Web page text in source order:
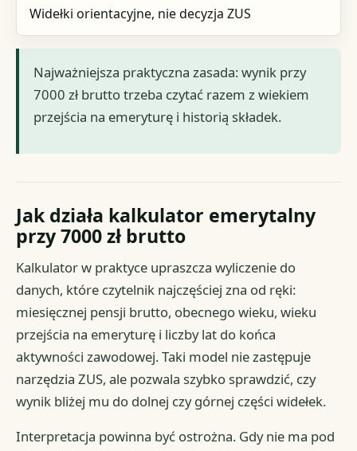
Widełki orientacyjne, nie decyzja ZUS
Najważniejsza praktyczna zasada: wynik przy
7000 zł brutto trzeba czytać razem z wiekiem
przejścia na emeryturę i historią składek.
Jak działa kalkulator emerytalny
przy 7000 zł brutto
Kalkulator w praktyce upraszcza wyliczenie do
danych, które czytelnik najczęściej zna od ręki:
miesięcznej pensji brutto, obecnego wieku, wieku
przejścia na emeryturę i liczby lat do końca
aktywności zawodowej. Taki model nie zastępuje
narzędzia ZUS, ale pozwala szybko sprawdzić, czy
wynik bliżej mu do dolnej czy górnej części widełek.
Interpretacja powinna być ostrożna. Gdy nie ma pod